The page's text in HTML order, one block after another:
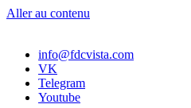
Aller au contenu
info@fdcvista.com
VK
Telegram
Youtube